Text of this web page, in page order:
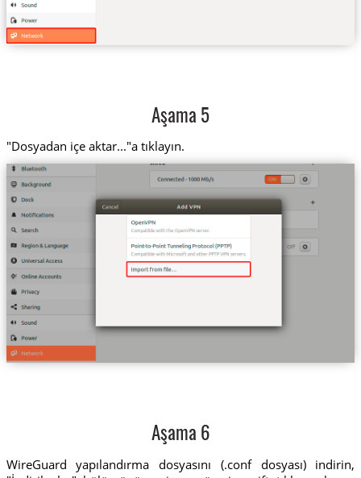
Aşama 5
"Dosyadan içe aktar..."a tıklayın.
Aşama 6
WireGuard yapılandırma dosyasını (.conf dosyası) indirin,